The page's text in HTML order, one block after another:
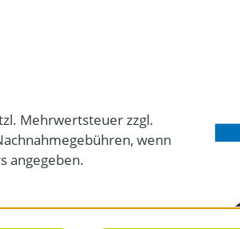
Mehrwertsteuer zzgl.
wenn
angegeben.